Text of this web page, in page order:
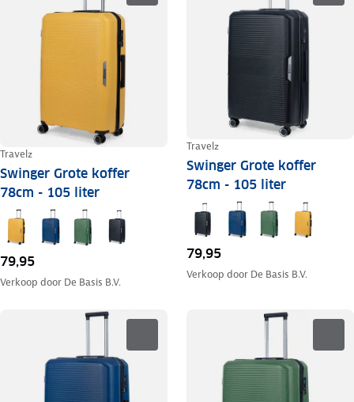
Travelz
Swinger Grote koffer
78cm - 105 liter
79,95
Verkoop door De Basis B.V.
Travelz
Swinger Grote koffer
78cm - 105 liter
79,95
Verkoop door De Basis B.V.